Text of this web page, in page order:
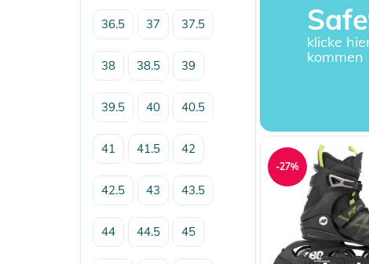
36.5 37 37.5
38 38.5 39
39.5 40 40.5
41 41.5 42
42.5 43 43.5
44 44.5 45
klicke
kommen
-27%